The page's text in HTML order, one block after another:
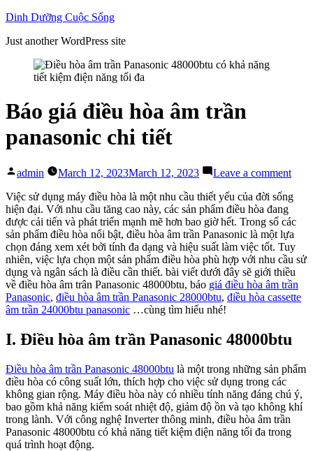
Skip
content
Dinh Dưỡng Cuộc Sống
Just another WordPress site
Báo giá điều hòa âm trần
panasonic chi tiết
Posted
admin March 12, 2023March 12, 2023 Leave a commenton
giá
hòa
âm
trần
chi
tiết
Việc sử dụng máy điều hòa là một nhu cầu thiết yếu của đời sống
hiện đại. Với nhu cầu tăng cao này, các sản phẩm điều hòa đang
được cải tiến và phát triển mạnh mẽ hơn bao giờ hết. Trong số các
sản phẩm điều hòa nổi bật, điều hòa âm trần Panasonic là một lựa
chọn đáng xem xét bởi tính đa dạng và hiệu suất làm việc tốt. Tuy
nhiên, việc lựa chọn một sản phẩm điều hòa phù hợp với nhu cầu sử
dụng và ngân sách là điều cần thiết. bài viết dưới đây sẽ giới thiều
về điều hòa âm trân Panasonic 48000btu, báo giá điều hòa âm trần
Panasonic, điều hòa âm trần Panasonic 28000btu, điều hòa cassette
âm trần 24000btu panasonic …cùng tìm hiểu nhé!
I. Điều hòa âm trần Panasonic 48000btu
Điều hòa âm trần Panasonic 48000btu là một trong những sản phẩm
điều hòa có công suất lớn, thích hợp cho việc sử dụng trong các
không gian rộng. Máy điều hòa này có nhiều tính năng đáng chú ý,
bao gồm khả năng kiểm soát nhiệt độ, giảm độ ồn và tạo không khí
trong lành. Với công nghệ Inverter thông minh, điều hòa âm trần
Panasonic 48000btu có khả năng tiết kiệm điện năng tối đa trong
quá trình hoạt động.